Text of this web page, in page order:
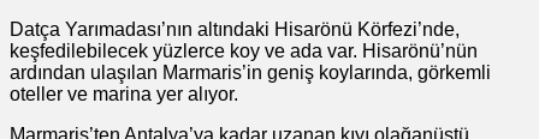
Datça Yarımadası’nın altındaki Hisarönü Körfezi’nde,
keşfedilebilecek yüzlerce koy ve ada var. Hisarönü’nün
ardından ulaşılan Marmaris’in geniş koylarında, görkemli
oteller ve marina yer alıyor.
Marmaris’ten Antalya’ya kadar uzanan kıyı olağanüstü